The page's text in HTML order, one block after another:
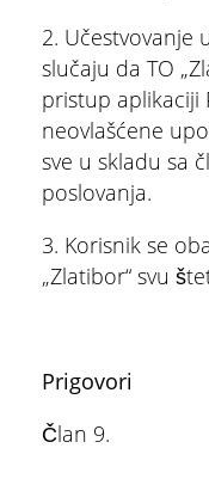
2. Učestvovanje
slučaju da TO
pristup aplikaciji
neovlašćene
sve u skladu sa
poslovanja.
3. Korisnik se
„Zlatibor“ svu
Prigovori
Član 9.